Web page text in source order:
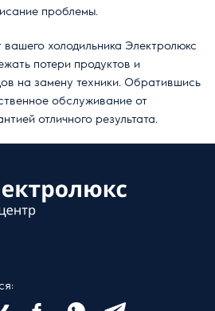
проблемы.
холодильника Электролюкс
потери продуктов и
на замену техники. Обратившись
обслуживание от
отличного результата.